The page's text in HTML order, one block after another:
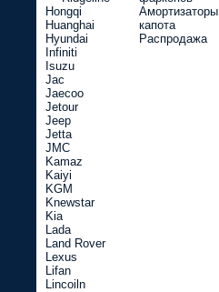
Hongqi
Huanghai
Hyundai
Infiniti
Isuzu
Jac
Jaecoo
Jetour
Jeep
Jetta
JMC
Kamaz
Kaiyi
KGM
Knewstar
Kia
Lada
Land Rover
Lexus
Lifan
Lincoiln
Амортизаторы
капота
Распродажа